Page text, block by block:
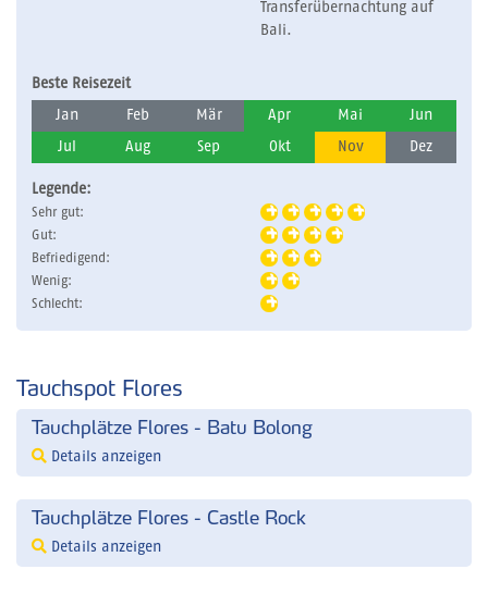
Transferübernachtung auf
Bali.
Beste Reisezeit
Jan Feb Mär Apr Mai Jun
Jul Aug Sep Okt Nov Dez
Legende:
Sehr gut:
Gut:
Befriedigend:
Wenig:
Schlecht:
Tauchspot Flores
Tauchplätze Flores - Batu Bolong
Details anzeigen
Tauchplätze Flores - Castle Rock
Details anzeigen